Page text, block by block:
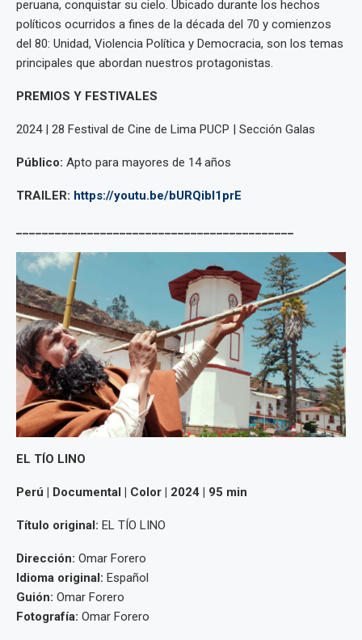
peruana, conquistar su cielo. Ubicado durante los hechos
políticos ocurridos a fines de la década del 70 y comienzos
del 80: Unidad, Violencia Política y Democracia, son los temas
principales que abordan nuestros protagonistas.
PREMIOS Y FESTIVALES
2024 | 28 Festival de Cine de Lima PUCP | Sección Galas
Público: Apto para mayores de 14 años
TRAILER: https://youtu.be/bURQibI1prE
EL TÍO LINO
Perú | Documental | Color | 2024 | 95 min
Título original: EL TÍO LINO
Dirección: Omar Forero
Idioma original: Español
Guión: Omar Forero
Fotografía: Omar Forero